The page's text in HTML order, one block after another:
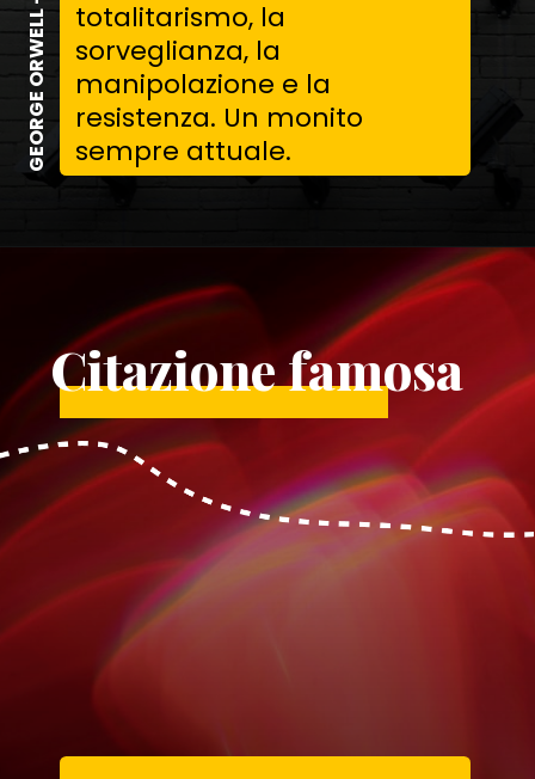
totalitarismo, la
sorveglianza, la
manipolazione e la
resistenza. Un monito
sempre attuale.
GEORGE ORWELL - 1984
Citazione famosa